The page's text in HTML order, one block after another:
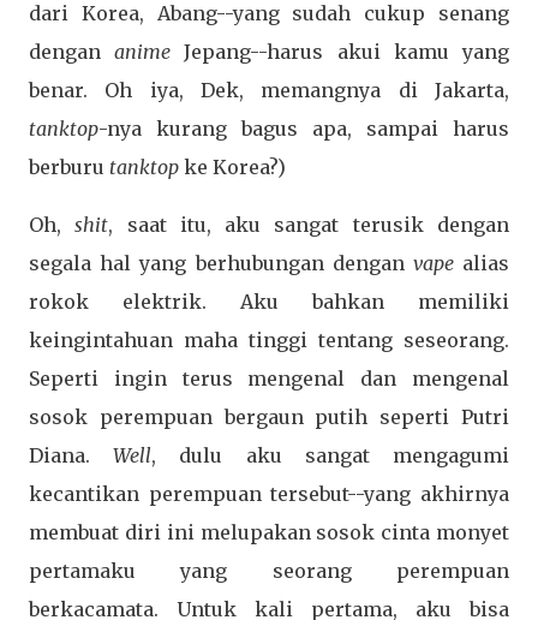
dari Korea, Abang--yang sudah cukup senang
dengananime Jepang--harus akui kamu yang
benar. Oh iya, Dek, memangnya di Jakarta,
tanktop-nya kurang bagus apa, sampai harus
berburu tanktop ke Korea?)
Oh,shit, saat itu, aku sangat terusik dengan
segala hal yang berhubungan dengan vapealias
rokok elektrik. Aku bahkan memiliki
keingintahuan maha tinggi tentang seseorang.
Seperti ingin terus mengenal dan mengenal
sosok perempuan bergaun putih seperti Putri
Diana.Well, dulu aku sangat mengagumi
kecantikan perempuan tersebut--yang akhirnya
membuat diri ini melupakan sosok cinta monyet
pertamaku yang seorang perempuan
berkacamata. Untuk kali pertama, aku bisa